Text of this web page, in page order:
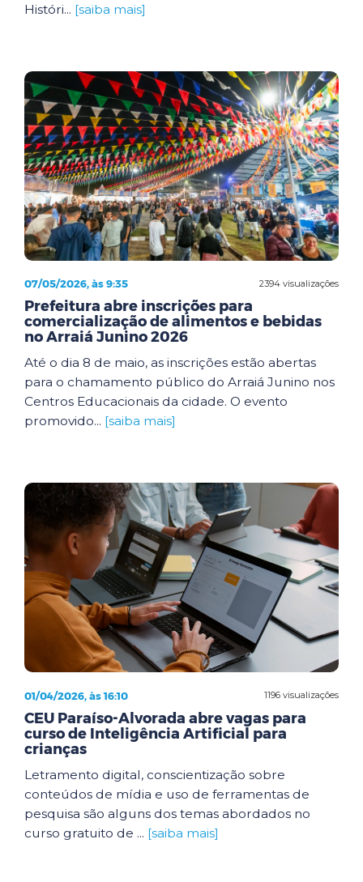
Históri... [saiba mais]
2394 visualizações
07/05/2026, às 9:35
Prefeitura abre inscrições para
comercialização de alimentos e bebidas
no Arraiá Junino 2026
Até o dia 8 de maio, as inscrições estão abertas
para o chamamento público do Arraiá Junino nos
Centros Educacionais da cidade. O evento
promovido... [saiba mais]
1196 visualizações
01/04/2026, às 16:10
CEU Paraíso-Alvorada abre vagas para
curso de Inteligência Artificial para
crianças
Letramento digital, conscientização sobre
conteúdos de mídia e uso de ferramentas de
pesquisa são alguns dos temas abordados no
curso gratuito de ... [saiba mais]